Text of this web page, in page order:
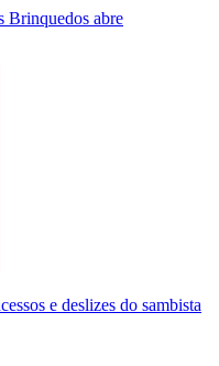
Brinquedos abre
e deslizes do sambista